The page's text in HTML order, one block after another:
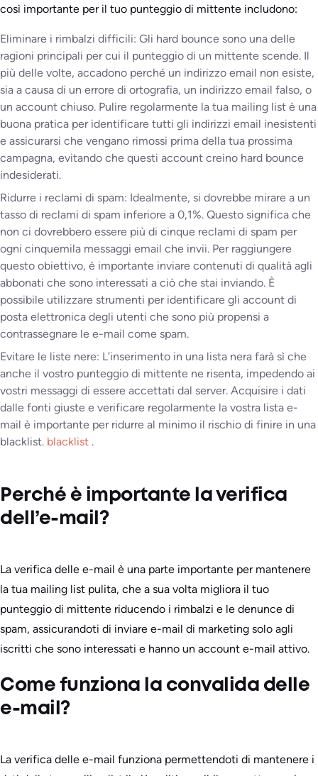
così importante per il tuo punteggio di mittente includono:
Eliminare i rimbalzi difficili: Gli hard bounce sono una delle
ragioni principali per cui il punteggio di un mittente scende. Il
più delle volte, accadono perché un indirizzo email non esiste,
sia a causa di un errore di ortografia, un indirizzo email falso, o
un account chiuso. Pulire regolarmente la tua mailing list è una
buona pratica per identificare tutti gli indirizzi email inesistenti
e assicurarsi che vengano rimossi prima della tua prossima
campagna, evitando che questi account creino hard bounce
indesiderati.
Ridurre i reclami di spam: Idealmente, si dovrebbe mirare a un
tasso di reclami di spam inferiore a 0,1%. Questo significa che
non ci dovrebbero essere più di cinque reclami di spam per
ogni cinquemila messaggi email che invii. Per raggiungere
questo obiettivo, è importante inviare contenuti di qualità agli
abbonati che sono interessati a ciò che stai inviando. È
possibile utilizzare strumenti per identificare gli account di
posta elettronica degli utenti che sono più propensi a
contrassegnare le e-mail come spam.
Evitare le liste nere: L’inserimento in una lista nera farà sì che
anche il vostro punteggio di mittente ne risenta, impedendo ai
vostri messaggi di essere accettati dal server. Acquisire i dati
dalle fonti giuste e verificare regolarmente la vostra lista e-
mail è importante per ridurre al minimo il rischio di finire in una
blacklist. blacklist .
Perché è importante la verifica
dell’e-mail?
La verifica delle e-mail è una parte importante per mantenere
la tua mailing list pulita, che a sua volta migliora il tuo
punteggio di mittente riducendo i rimbalzi e le denunce di
spam, assicurandoti di inviare e-mail di marketing solo agli
iscritti che sono interessati e hanno un account e-mail attivo.
Come funziona la convalida delle
e-mail?
La verifica delle e-mail funziona permettendoti di mantenere i